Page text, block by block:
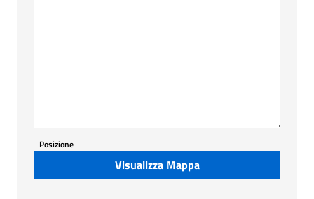
Posizione
Visualizza Mappa